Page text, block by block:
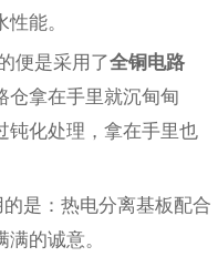
能。
便是采用了全铜电路
仓拿在手里就沉甸甸
钝化处理，拿在手里也
是：热电分离基板配合
的诚意。